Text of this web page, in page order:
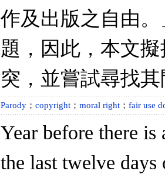
作及出版之自由
題，因此，本文
突，並嘗試尋找
Parody ； copyright ； moral right ； fair use
Year before there
the last twelve